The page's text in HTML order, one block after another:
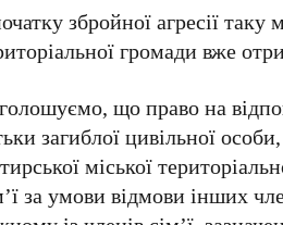
збройної агресії
громади вже
що право на
загиблої цивільної
міської
за умови відмови інших